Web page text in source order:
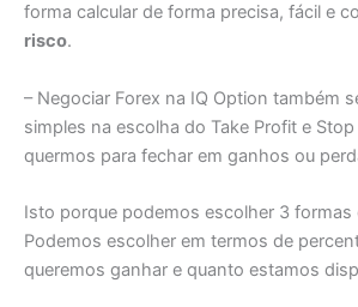
forma calcular de forma precisa, fácil e
risco.
– Negociar Forex na IQ Option também
simples na escolha do Take Profit e
quermos para fechar em ganhos ou
Isto porque podemos escolher 3 formas
Podemos escolher em termos de
queremos ganhar e quanto estamos